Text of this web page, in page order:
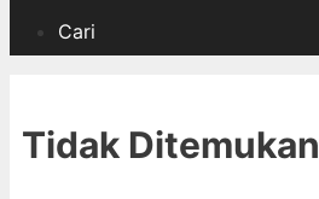
Cari
Tidak Ditemukan